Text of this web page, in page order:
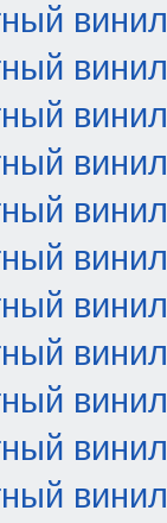
винил
винил
винил
винил
винил
винил
винил
винил
винил
винил
винил